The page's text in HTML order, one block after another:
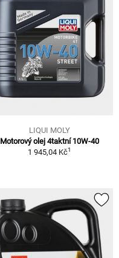
LIQUI MOLY
Motorový olej 4taktní 10W-40
1 945,04 Kč1